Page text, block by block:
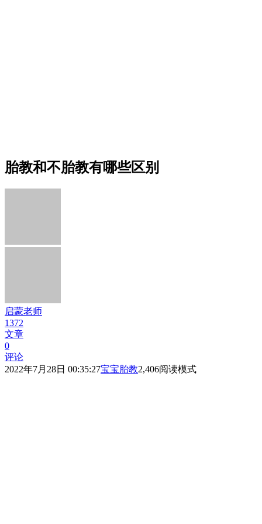
胎教和不胎教有哪些区别
启蒙老师
1372
文章
0
评论
2022年7月28日 00:35:27宝宝胎教2,406阅读模式